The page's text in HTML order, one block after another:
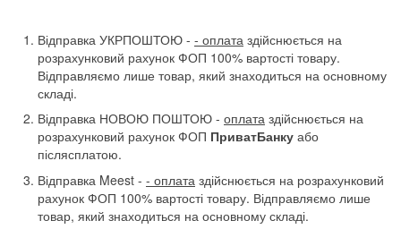
Відправка УКРПОШТОЮ - - оплата здійснюється на
розрахунковий рахунок ФОП 100% вартості товару.
Відправляємо лише товар, який знаходиться на основному
складі.
Відправка НОВОЮ ПОШТОЮ - оплата здійснюється на
розрахунковий рахунок ФОП ПриватБанку або
післясплатою.
Відправка Meest - - оплата здійснюється на розрахунковий
рахунок ФОП 100% вартості товару. Відправляємо лише
товар, який знаходиться на основному складі.